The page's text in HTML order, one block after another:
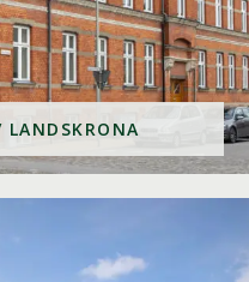
LANDSKRONA